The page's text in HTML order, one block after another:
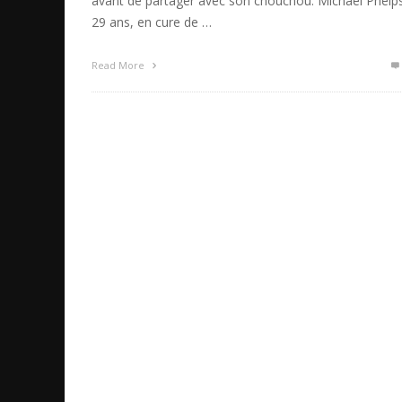
29 ans, en cure de …
Read More